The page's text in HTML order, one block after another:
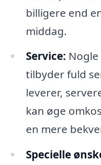
billigere end
middag.
Service:
tilbyder fuld
leverer,
kan øge
en mere
Specielle